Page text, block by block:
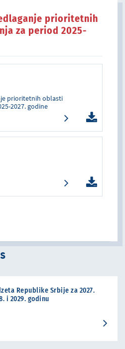
prioritetnih
za period 2025-
prioritetnih oblasti
2027. godine
Republike Srbije za 2027.
i 2029. godinu